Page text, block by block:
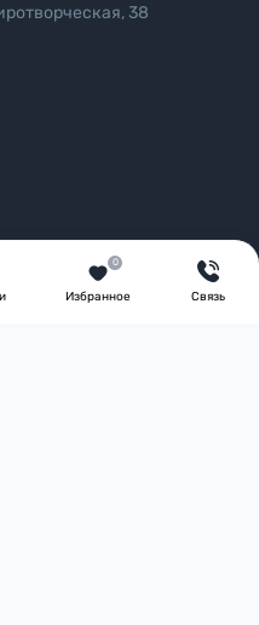
Избранное
0
Связь
38